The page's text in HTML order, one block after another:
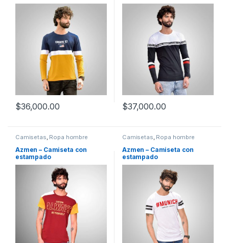
$36,000.00 $37,000.00
Camisetas, Ropa hombre
Azmen – Camiseta con
estampado
Camisetas, Ropa hombre
Azmen – Camiseta con
estampado